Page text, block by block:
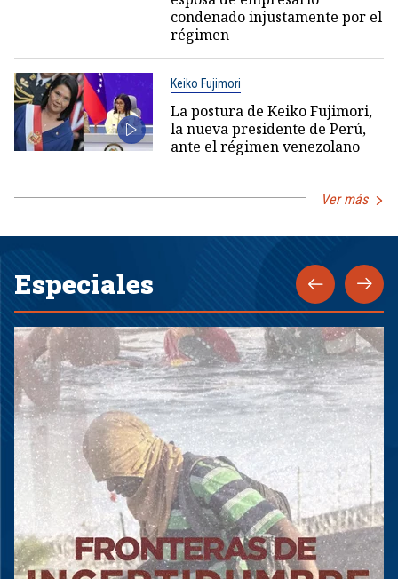
condenado injustamente por el
régimen
Keiko Fujimori
La postura de Keiko Fujimori,
la nueva presidente de Perú,
ante el régimen venezolano
Ver más
Especiales